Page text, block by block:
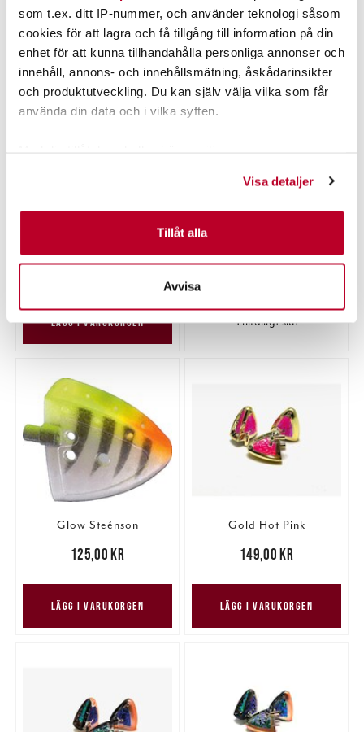
som t.ex. ditt IP-nummer, och använder teknologi såsom
cookies för att lagra och få tillgång till information på din
enhet för att kunna tillhandahålla personliga annonser och
innehåll, annons- och innehållsmätning, åskådarinsikter
och produktutveckling. Du kan själv välja vilka som får
använda din data och i vilka syften.
Identifiera din enhet genom att aktivt skanna den för
specifika kännetecken (fingeravtryck)
Ta reda på mer om hur dina personliga uppgifter
Du kan ändra eller dra tillbaka ditt samtycke när som
helst från cookie-förklaringen.
för sociala medier och analysera vår trafik. Vi
vidarebefordrar även sådana identifierare och annan
information från din enhet till de sociala medier och
annons- och analysföretag som vi samarbetar med.
Dessa kan i sin tur kombinera informationen med annan
information som du har tillhandahållit eller som de har
Visa detaljer
Tillåt alla
Avvisa
LÄGG I VARUKORGEN
LÄGG I VARUKORGEN
Pris:149,00 kr
149,00 kr
LÄGG I VARUKORGEN
Chrome Swedish Flag
Pris:125,00 kr
125,00 kr
Tillfälligt slut
Glow Steénson
125,00 kr
125,00 kr
LÄGG I VARUKORGEN
Gold Hot Pink
149,00 kr
149,00 kr
LÄGG I VARUKORGEN